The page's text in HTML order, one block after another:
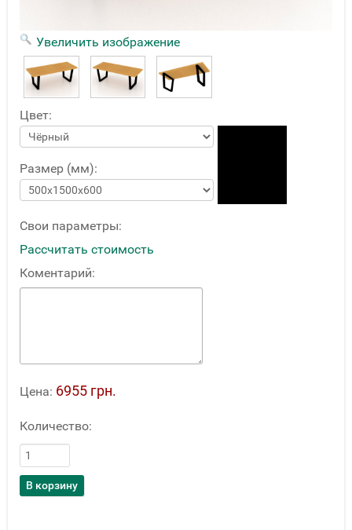
Увеличить изображение
Цвет:
Размер (мм):
Свои параметры:
Рассчитать стоимость
Коментарий:
Цена: 6955 грн.
Количество: